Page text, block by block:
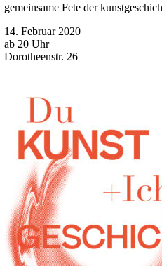
gemeinsame Fete der
14. Februar 2020
ab 20 Uhr
Dorotheenstr. 26